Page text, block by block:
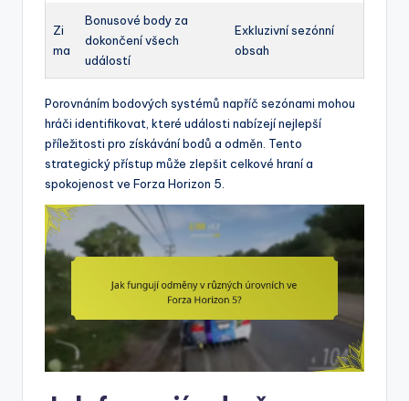
Zi
ma
Bonusové body za
dokončení všech
událostí
Exkluzivní sezónní
obsah
Porovnáním bodových systémů napříč sezónami mohou
hráči identifikovat, které události nabízejí nejlepší
příležitosti pro získávání bodů a odměn. Tento
strategický přístup může zlepšit celkové hraní a
spokojenost ve Forza Horizon 5.